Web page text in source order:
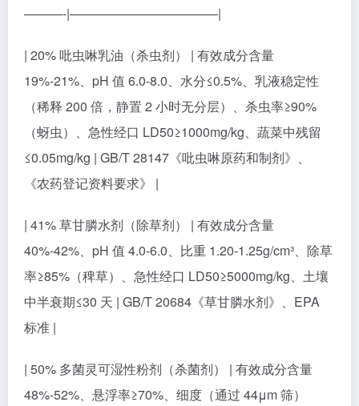
———-|———————————–|
| 20% 吡虫啉乳油（杀虫剂） | 有效成分含量
19%-21%、pH 值 6.0-8.0、水分≤0.5%、乳液稳定性
（稀释 200 倍，静置 2 小时无分层）、杀虫率≥90%
（蚜虫）、急性经口 LD50≥1000mg/kg、蔬菜中残留
≤0.05mg/kg | GB/T 28147《吡虫啉原药和制剂》、
《农药登记资料要求》 |
| 41% 草甘膦水剂（除草剂） | 有效成分含量
40%-42%、pH 值 4.0-6.0、比重 1.20-1.25g/cm³、除草
率≥85%（稗草）、急性经口 LD50≥5000mg/kg、土壤
中半衰期≤30 天 | GB/T 20684《草甘膦水剂》、EPA
标准 |
| 50% 多菌灵可湿性粉剂（杀菌剂） | 有效成分含量
48%-52%、悬浮率≥70%、细度（通过 44μm 筛）